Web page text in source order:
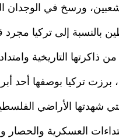
ورسخ في الوجدان
بالنسبة إلى تركيا مجرد
التاريخية
تركيا بوصفها أحد
شهدتها الأراضي
العسكرية والحصار